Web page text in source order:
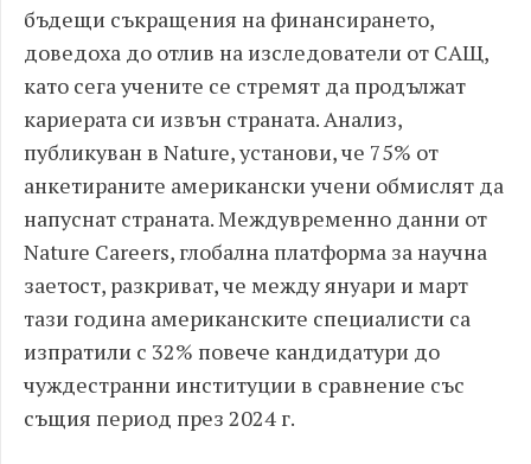
бъдещи съкращения на финансирането,
доведоха до отлив на изследователи от САЩ,
като сега учените се стремят да продължат
кариерата си извън страната. Анализ,
публикуван в Nature, установи, че 75% от
анкетираните американски учени обмислят да
напуснат страната. Междувременно данни от
Nature Careers, глобална платформа за научна
заетост, разкриват, че между януари и март
тази година американските специалисти са
изпратили с 32% повече кандидатури до
чуждестранни институции в сравнение със
същия период през 2024 г.